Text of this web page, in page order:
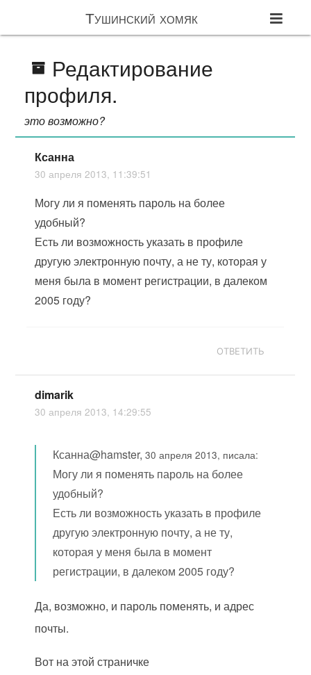
Тушинский хомяк
Редактирование
профиля.
это возможно?
Ксанна
30 апреля 2013, 11:39:51
Могу ли я поменять пароль на более
удобный?
Есть ли возможность указать в профиле
другую электронную почту, а не ту, которая у
меня была в момент регистрации, в далеком
2005 году?
ОТВЕТИТЬ
dimarik
30 апреля 2013, 14:29:55
Ксанна@hamster,30 апреля 2013, писала:
Могу ли я поменять пароль на более
удобный?
Есть ли возможность указать в профиле
другую электронную почту, а не ту,
которая у меня была в момент
регистрации, в далеком 2005 году?
Да, возможно, и пароль поменять, и адрес
почты.
Вот на этой страничке